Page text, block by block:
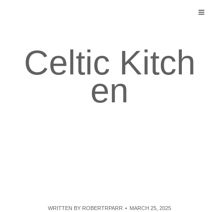
Celtic Kitch
en
WRITTEN BY ROBERTRPARR MARCH 25, 2025